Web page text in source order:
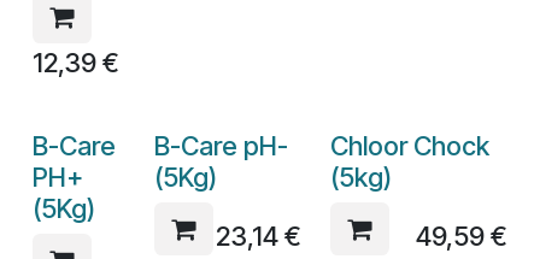
12,39€
B-Care
PH+
(5Kg)
B-Care pH-
(5Kg)
23,14€
Chloor Chock
(5kg)
49,59€